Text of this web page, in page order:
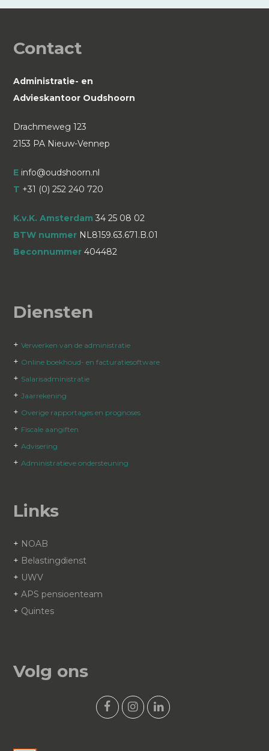
Contact
Administratie- en
Advieskantoor Oudshoorn
Drachmeweg 123
2153 PA Nieuw-Vennep
E info@oudshoorn.nl
T +31 (0) 252 240 720
K.v.K. Amsterdam 34 25 08 02
BTW nummer NL8159.63.671.B.01
Beconnummer 404482
Diensten
+Verwerken van de administratie
+ Online boekhoud- en facturatiesoftware
+ Salarisadministratie
+Jaarrekening
+ Overige rapportages en prognoses
+ Fiscale aangiften
+Advisering
+Administratieve ondersteuning
Links
+ NOAB
+ Belastingdienst
+ UWV
+APS pensioenteam
+ Quintes
Volg ons
F
L